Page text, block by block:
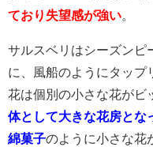
ており失望感が強い
サルスベリはシーズンピ
に、風船のようにタップ
花は個別の小さな花がビ
体として大きな花房とな
綿菓子のように小さな花